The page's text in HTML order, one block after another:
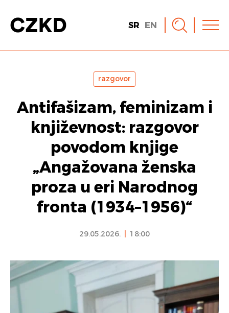
SR EN
razgovor
Antifašizam, feminizam i
književnost: razgovor
povodom knjige
„Angažovana ženska
proza u eri Narodnog
fronta (1934–1956)“
29.05.2026. 18:00